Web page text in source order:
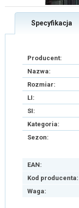
Specyfikacja
Producent:
Nazwa:
Rozmiar:
LI:
SI:
Kategoria:
Sezon:
EAN:
Kod producenta:
Waga: